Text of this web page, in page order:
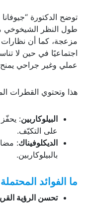
توضح الدكتورة
طول النظر الشيخوخي
مزعجة، كما أن
اجتماعيًا في حين لا
عملي وغير جراحي يمنح
هذا وتحتوي القطرات
البيلوكاربين:
على التكيّف.
الديكلوفيناك:
بالبيلوكاربين.
ما الفوائد
تحسن الرؤية